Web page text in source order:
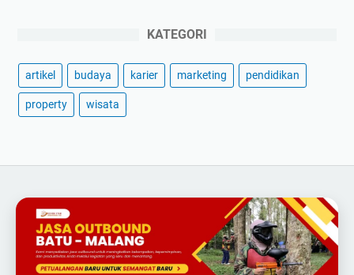
KATEGORI
artikel budaya karier marketing pendidikan
property wisata